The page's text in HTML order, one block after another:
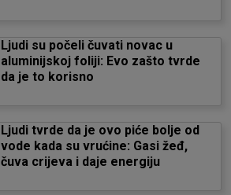
Ljudi su počeli čuvati novac u
aluminijskoj foliji: Evo zašto tvrde
da je to korisno
Ljudi tvrde da je ovo piće bolje od
vode kada su vrućine: Gasi žeđ,
čuva crijeva i daje energiju